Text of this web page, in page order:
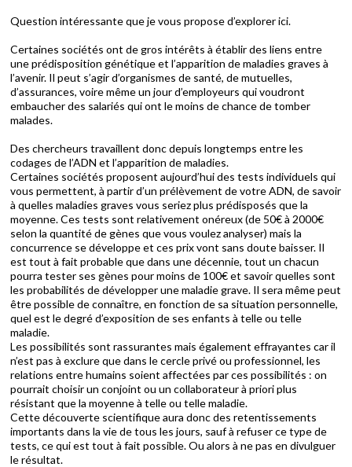
Question intéressante que je vous propose d’explorer ici.
Certaines sociétés ont de gros intérêts à établir des liens entre
une prédisposition génétique et l’apparition de maladies graves à
l’avenir. Il peut s’agir d’organismes de santé, de mutuelles,
d’assurances, voire même un jour d’employeurs qui voudront
embaucher des salariés qui ont le moins de chance de tomber
malades.
Des chercheurs travaillent donc depuis longtemps entre les
codages de l’ADN et l’apparition de maladies.
Certaines sociétés proposent aujourd’hui des tests individuels qui
vous permettent, à partir d’un prélèvement de votre ADN, de savoir
à quelles maladies graves vous seriez plus prédisposés que la
moyenne. Ces tests sont relativement onéreux (de 50€ à 2000€
selon la quantité de gènes que vous voulez analyser) mais la
concurrence se développe et ces prix vont sans doute baisser. Il
est tout à fait probable que dans une décennie, tout un chacun
pourra tester ses gènes pour moins de 100€ et savoir quelles sont
les probabilités de développer une maladie grave. Il sera même peut
être possible de connaître, en fonction de sa situation personnelle,
quel est le degré d’exposition de ses enfants à telle ou telle
maladie.
Les possibilités sont rassurantes mais également effrayantes car il
n’est pas à exclure que dans le cercle privé ou professionnel, les
relations entre humains soient affectées par ces possibilités : on
pourrait choisir un conjoint ou un collaborateur à priori plus
résistant que la moyenne à telle ou telle maladie.
Cette découverte scientifique aura donc des retentissements
importants dans la vie de tous les jours, sauf à refuser ce type de
tests, ce qui est tout à fait possible. Ou alors à ne pas en divulguer
le résultat.